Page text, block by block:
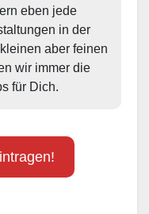
eben jede
in der
aber feinen
wir immer die
für Dich.